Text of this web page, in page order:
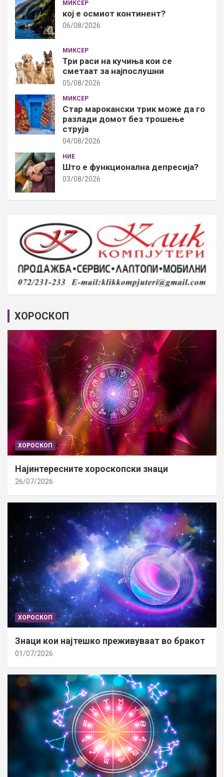
МИКСЕР
кој е осмиот континент?
06/08/2026
МИКСЕР
Три раси на кучиња кои се
сметаат за најпослушни
05/08/2026
МИКСЕР
Стар марокански трик може да го
разлади домот без трошење
струја
04/08/2026
НИЕ
Што е функционална депресија?
03/08/2026
ХОРОСКОП
ХОРОСКОП
Најинтересните хороскопски знаци
26/07/2026
ХОРОСКОП
Знаци кои најтешко преживуваат во бракот
01/07/2026